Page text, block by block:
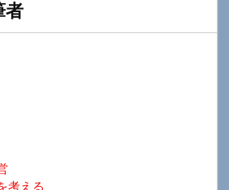
者
考える